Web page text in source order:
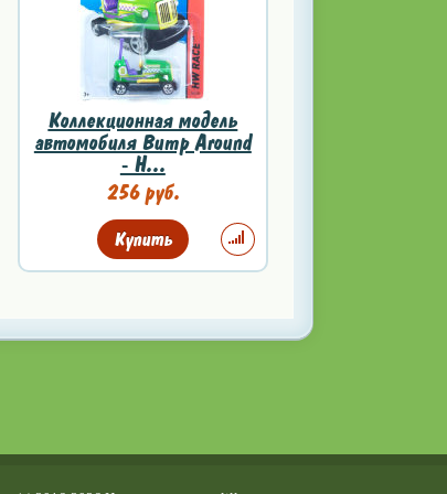
Коллекционная модель
автомобиля Bump Around
- H...
256 руб.
Купить